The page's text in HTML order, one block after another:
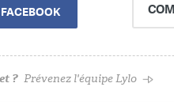
FACEBOOK
? Prévenez l'équipe Lylo